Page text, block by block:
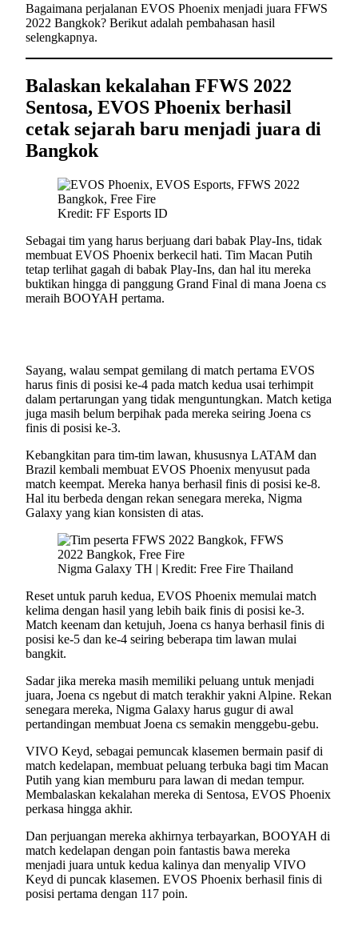
Bagaimana perjalanan EVOS Phoenix menjadi juara FFWS
2022 Bangkok? Berikut adalah pembahasan hasil
selengkapnya.
Balaskan kekalahan FFWS 2022
Sentosa, EVOS Phoenix berhasil
cetak sejarah baru menjadi juara di
Bangkok
Kredit: FF Esports ID
Sebagai tim yang harus berjuang dari babak Play-Ins, tidak
membuat EVOS Phoenix berkecil hati. Tim Macan Putih
tetap terlihat gagah di babak Play-Ins, dan hal itu mereka
buktikan hingga di panggung Grand Final di mana Joena cs
meraih BOOYAH pertama.
Sayang, walau sempat gemilang di match pertama EVOS
harus finis di posisi ke-4 pada match kedua usai terhimpit
dalam pertarungan yang tidak menguntungkan. Match ketiga
juga masih belum berpihak pada mereka seiring Joena cs
finis di posisi ke-3.
Kebangkitan para tim-tim lawan, khususnya LATAM dan
Brazil kembali membuat EVOS Phoenix menyusut pada
match keempat. Mereka hanya berhasil finis di posisi ke-8.
Hal itu berbeda dengan rekan senegara mereka, Nigma
Galaxy yang kian konsisten di atas.
Nigma Galaxy TH | Kredit: Free Fire Thailand
Reset untuk paruh kedua, EVOS Phoenix memulai match
kelima dengan hasil yang lebih baik finis di posisi ke-3.
Match keenam dan ketujuh, Joena cs hanya berhasil finis di
posisi ke-5 dan ke-4 seiring beberapa tim lawan mulai
bangkit.
Sadar jika mereka masih memiliki peluang untuk menjadi
juara, Joena cs ngebut di match terakhir yakni Alpine. Rekan
senegara mereka, Nigma Galaxy harus gugur di awal
pertandingan membuat Joena cs semakin menggebu-gebu.
VIVO Keyd, sebagai pemuncak klasemen bermain pasif di
match kedelapan, membuat peluang terbuka bagi tim Macan
Putih yang kian memburu para lawan di medan tempur.
Membalaskan kekalahan mereka di Sentosa, EVOS Phoenix
perkasa hingga akhir.
Dan perjuangan mereka akhirnya terbayarkan, BOOYAH di
match kedelapan dengan poin fantastis bawa mereka
menjadi juara untuk kedua kalinya dan menyalip VIVO
Keyd di puncak klasemen. EVOS Phoenix berhasil finis di
posisi pertama dengan 117 poin.